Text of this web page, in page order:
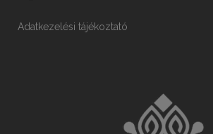
Adatkezelési tájékoztató